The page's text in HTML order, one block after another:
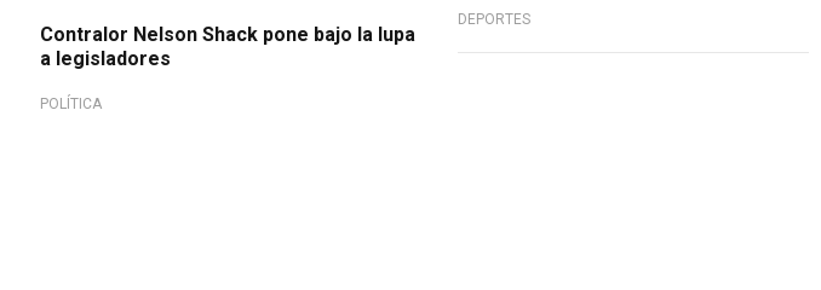
Contralor Nelson Shack pone bajo la lupa
a legisladores
POLÍTICA
DEPORTES